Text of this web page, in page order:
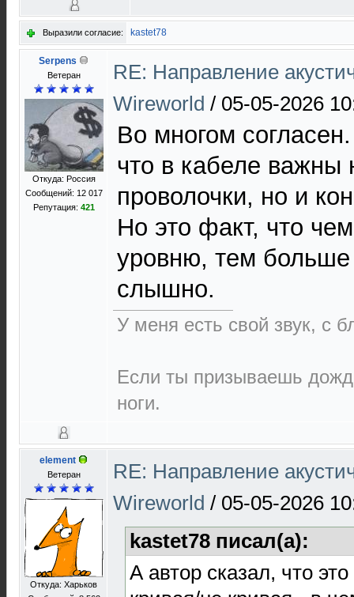
Выразили согласие: kastet78
Serpens
Ветеран
Откуда: Россия
Сообщений: 12 017
Репутация: 421
RE: Направление
Wireworld / 05-05-2026
Во многом
что в кабеле важны
проволочки, но и
Но это факт, что
уровню, тем
слышно.
У меня есть свой звук, с
Если ты призываешь
ноги.
element
Ветеран
Откуда: Харьков
RE: Направление
Wireworld / 05-05-2026
kastet78 писал(а):
А автор сказал, что